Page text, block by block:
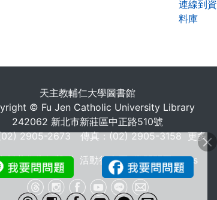
連線到資
料庫
天主教輔仁大學圖書館
© Fu Jen Catholic University Library
242062 新北市新莊區中正路510號
2905-2673 傳真：(02) 2905-3158更多
料蒐集告知聲明 活動行事曆 常問問題 FAQs